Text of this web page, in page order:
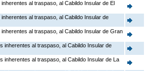
al traspaso, al Cabildo Insular de El
al traspaso, al Cabildo Insular de
al traspaso, al Cabildo Insular de Gran
inherentes al traspaso, al Cabildo Insular de
inherentes al traspaso, al Cabildo Insular de La